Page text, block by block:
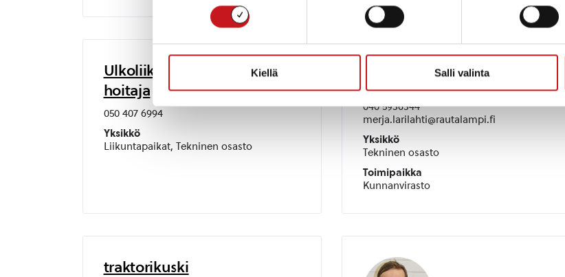
Kiellä Salli valinta
Ulkoliikuntapaikkojen
hoitaja
050 407 6994
Yksikkö
Liikuntapaikat, Tekninen osasto
Tekninen sihteeri
Merja Larilahti
040 5936344
merja.larilahti@rautalampi.fi
Yksikkö
Tekninen osasto
Toimipaikka
Kunnanvirasto
traktorikuski